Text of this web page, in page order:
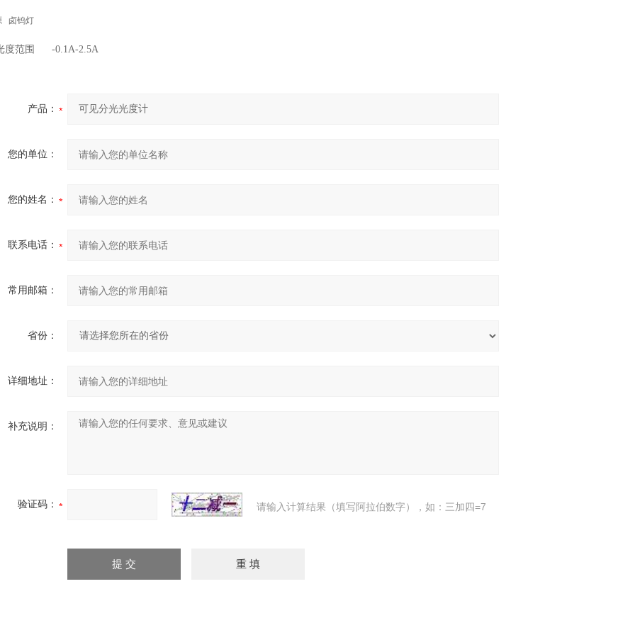
卤钨灯
度范围 -0.1A-2.5A
产品：
您的单位：
您的姓名：
联系电话：
常用邮箱：
省份：
详细地址：
补充说明：
验证码： 请输入计算结果（填写阿拉伯数字），如：三加四=7